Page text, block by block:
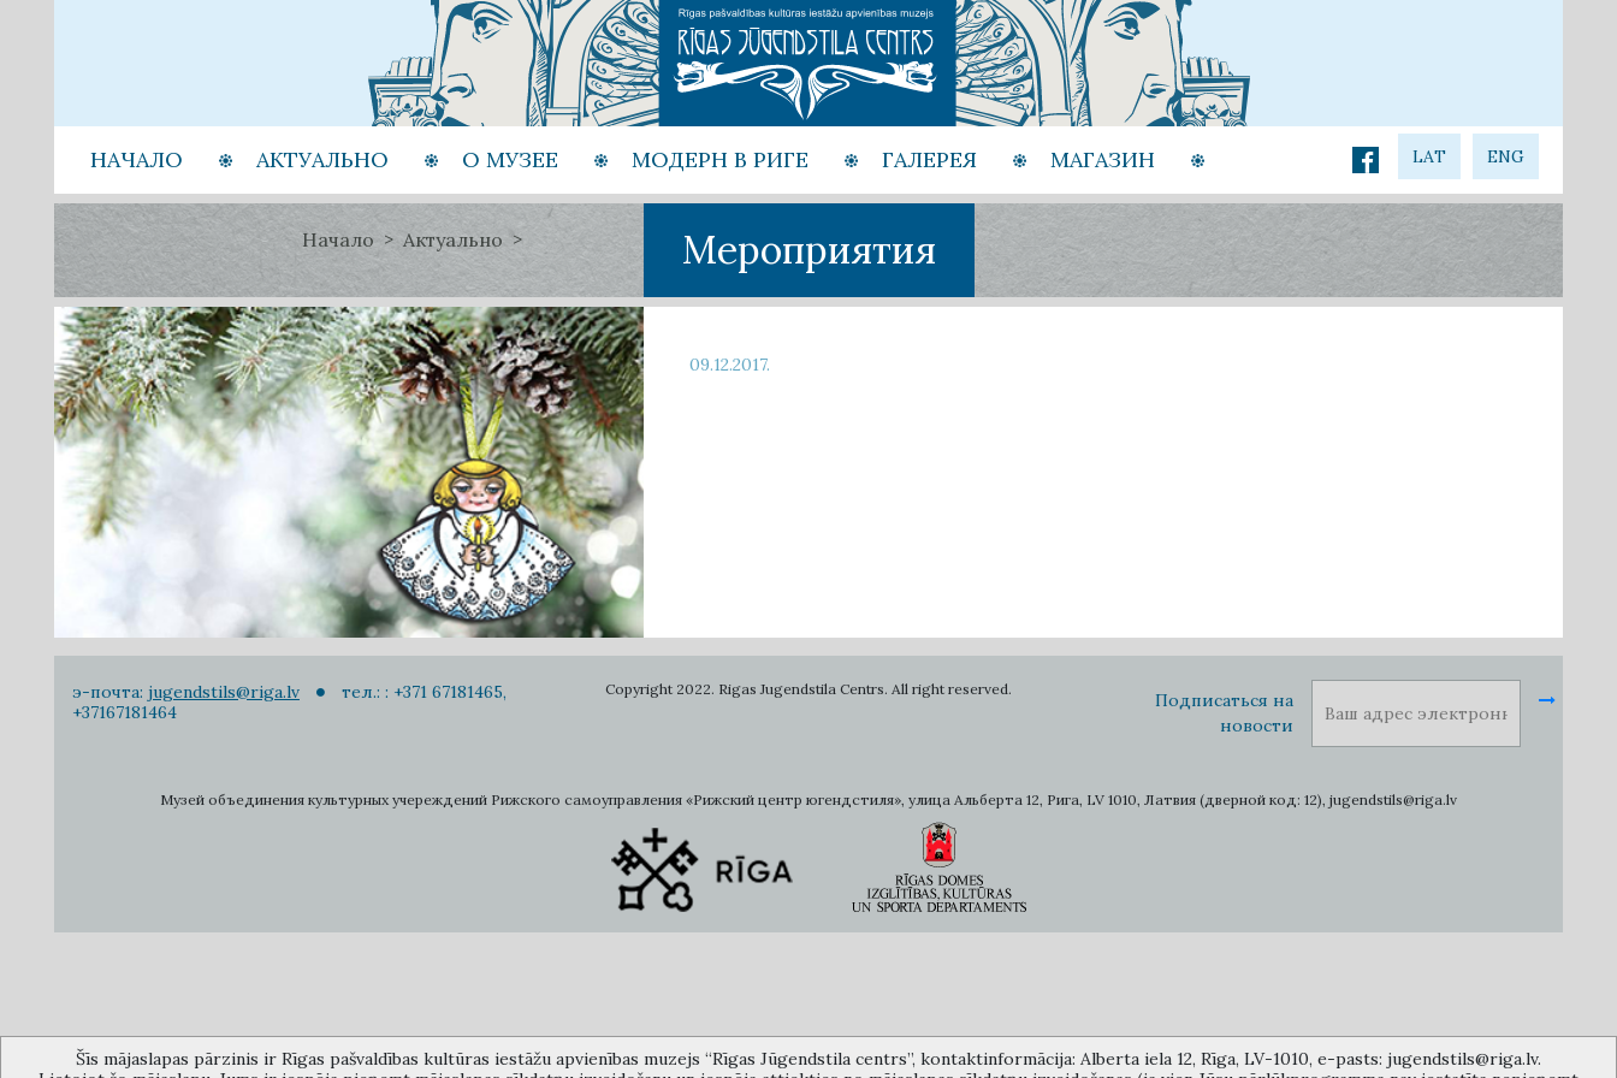
НАЧАЛО АКТУАЛЬНО О МУЗЕЕ МОДЕРН В РИГЕ ГАЛЕРЕЯ МАГАЗИН LAT ENG
Начало Актуально Мероприятия
09.12.2017.
э-почта: jugendstils@riga.lv
тел.: : +371 67181465,
+37167181464
Copyright 2022. Rigas Jugendstila Centrs. All right reserved.
Подписаться на
новости
Музей объединения культурных учереждений Рижского самоуправления «Рижский центр югендстиля», улица Альберта 12, Рига, LV 1010, Латвия (дверной код: 12), jugendstils@riga.lv
Šīs mājaslapas pārzinis ir Rīgas pašvaldības kultūras iestāžu apvienības muzejs “Rīgas Jūgendstila centrs”, kontaktinformācija: Alberta iela 12, Rīga, LV-1010, e-pasts: jugendstils@riga.lv.